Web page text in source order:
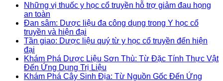
Những vị thuốc y học cổ truyền hỗ trợ giảm đau họng
an toàn
Đan sâm: Dược liệu đa công dụng trong Y học cổ
truyền và hiện đại
Tần giao: Dược liệu quý từ y học cổ truyền đến hiện
đại
Khám Phá Dược Liệu Sơn Thù: Từ Đặc Tính Thực Vật
Đến Ứng Dụng Trị Liệu
Khám Phá Cây Sinh Địa: Từ Nguồn Gốc Đến Ứng